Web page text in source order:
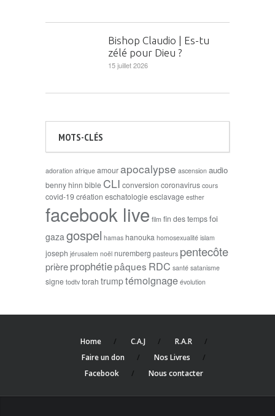
Bishop Claudio | Es-tu
zélé pour Dieu ?
15 juillet 2026
MOTS-CLÉS
adoration afrique amourapocalypse ascension audio
benny hinn bible CLI conversion coronavirus cours
covid-19création eschatologieesclavage esther
facebook live film fin des tempsfoi
gazagospel hamas hanouka homosexualité islam
joseph jérusalem noël nuremberg pasteurs pentecôte
prièreprophétiepâques RDC santé satanisme
signe todtv torah trumptémoignage évolution
Home C.A.J
R.A.R
Faire un don
Nos Livres
Facebook
Nous contacter